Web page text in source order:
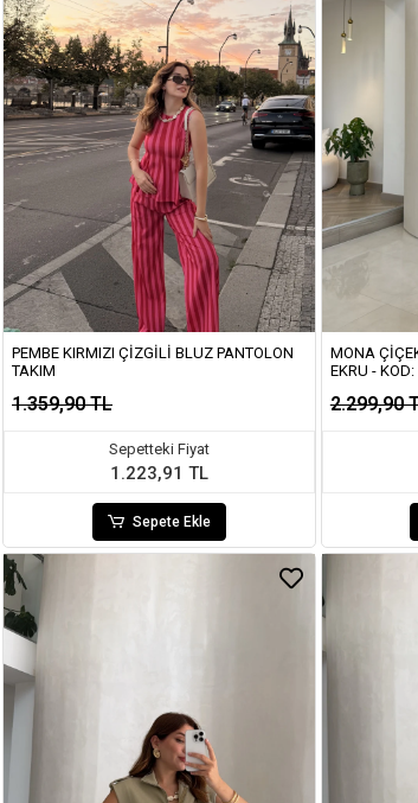
PEMBE KIRMIZI ÇIZGILI BLUZ PANTOLON
TAKIM
1.359,90 TL
Sepetteki Fiyat
1.223,91 TL
Sepete Ekle
MONA
EKRU -
2.299,90